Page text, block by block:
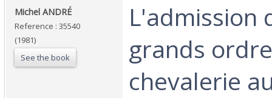
‎Michel ANDRÉ‎
Reference : 35540
(1981)
See the book
‎L'admission
grands
chevalerie